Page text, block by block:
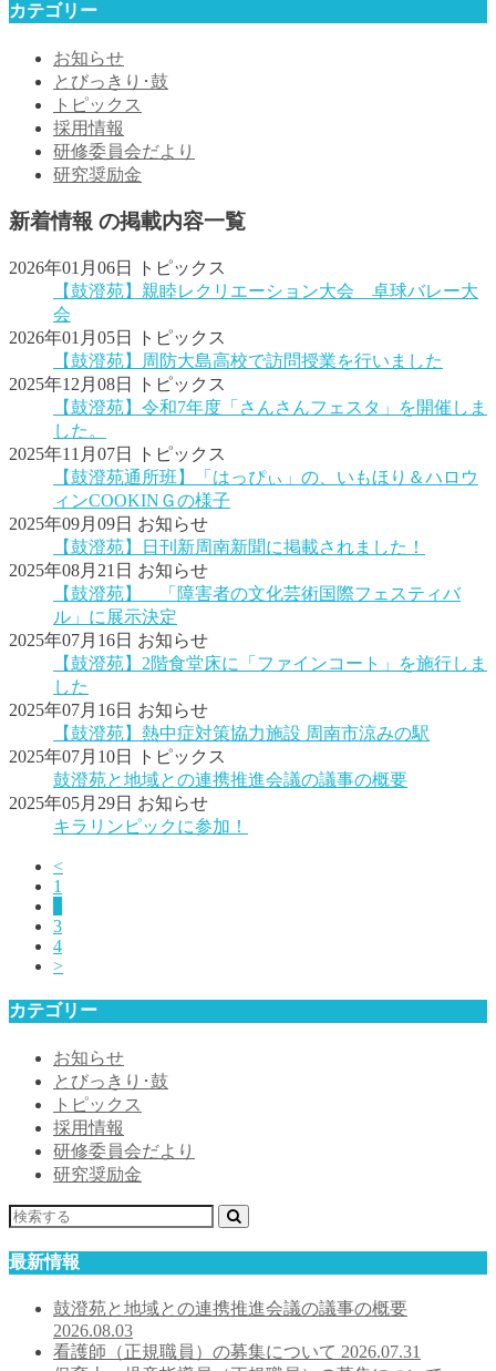
カテゴリー
お知らせ
とびっきり･鼓
トピックス
採用情報
研修委員会だより
研究奨励金
新着情報 の掲載内容一覧
2026年01月06日
トピックス
【鼓澄苑】親睦レクリエーション大会 卓球バレー大
会
2026年01月05日
トピックス
【鼓澄苑】周防大島高校で訪問授業を行いました
2025年12月08日
トピックス
【鼓澄苑】令和7年度「さんさんフェスタ」を開催しま
した。
2025年11月07日
トピックス
【鼓澄苑通所班】「はっぴぃ」の、いもほり＆ハロウ
ィンCOOKINＧの様子
2025年09月09日 お知らせ
【鼓澄苑】日刊新周南新聞に掲載されました！
2025年08月21日 お知らせ
【鼓澄苑】 「障害者の文化芸術国際フェスティバ
ル」に展示決定
2025年07月16日 お知らせ
【鼓澄苑】2階食堂床に「ファインコート」を施行しま
した
2025年07月16日 お知らせ
【鼓澄苑】熱中症対策協力施設 周南市涼みの駅
2025年07月10日
トピックス
鼓澄苑と地域との連携推進会議の議事の概要
2025年05月29日 お知らせ
キラリンピックに参加！
<
1
3
4
>
カテゴリー
お知らせ
とびっきり･鼓
トピックス
採用情報
研修委員会だより
研究奨励金
最新情報
鼓澄苑と地域との連携推進会議の議事の概要
2026.08.03
看護師（正規職員）の募集について 2026.07.31